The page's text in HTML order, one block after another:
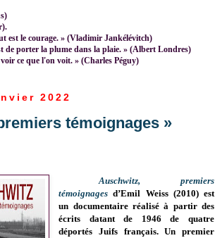
est le courage. » (Vladimir Jankélévitch)
de porter la plume dans la plaie. » (Albert Londres)
ce que l'on voit. » (Charles Péguy)
2022
témoignages »
Auschwitz, premiers
témoignages d’Emil Weiss (2010) est
un documentaire réalisé à partir des
écrits datant de 1946 de quatre
déportés Juifs français. Un premier